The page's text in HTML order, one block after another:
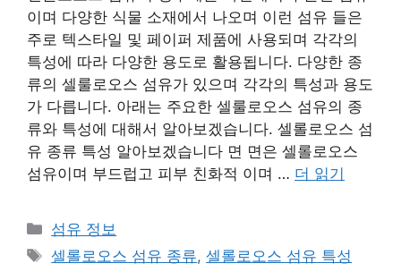
이며 다양한 식물 소재에서 나오며 이런 섬유 들은
주로 텍스타일 및 페이퍼 제품에 사용되며 각각의
특성에 따라 다양한 용도로 활용됩니다. 다양한 종
류의 셀룰로오스 섬유가 있으며 각각의 특성과 용도
가 다릅니다. 아래는 주요한 셀룰로오스 섬유의 종
류와 특성에 대해서 알아보겠습니다. 셀롤로오스 섬
유 종류 특성 알아보겠습니다 면 면은 셀롤로오스
섬유이며 부드럽고 피부 친화적 이며 … 더 읽기
카
테
섬유 정보
태
셀롤로오스 섬유 종류,셀롤로오스 섬유 특성